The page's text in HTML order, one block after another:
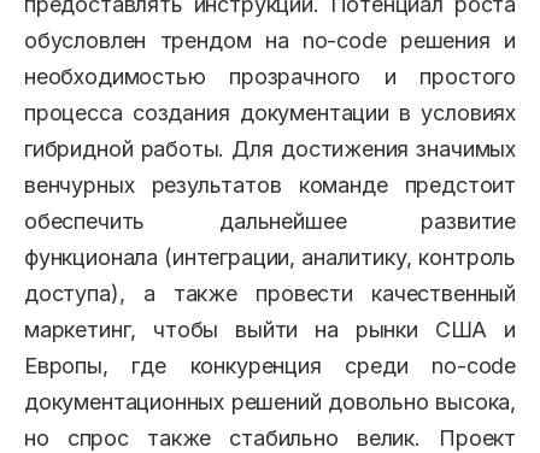
обусловлен трендом на no-code решения и
необходимостью прозрачного и простого
процесса создания документации в условиях
гибридной работы. Для достижения значимых
венчурных результатов команде предстоит
обеспечить дальнейшее развитие
функционала (интеграции, аналитику, контроль
доступа), а также провести качественный
маркетинг, чтобы выйти на рынки США и
Европы, где конкуренция среди no-code
документационных решений довольно высока,
но спрос также стабильно велик. Проект